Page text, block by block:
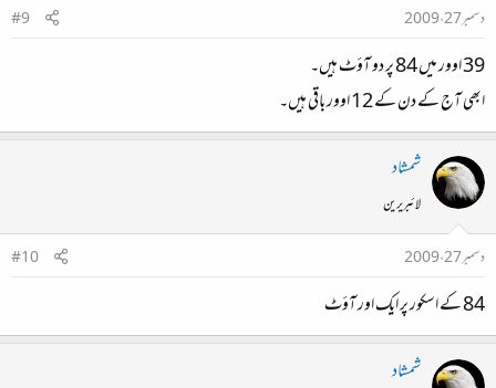
دسمبر 27، 2009
#9
39 اوور میں 84 پر دو آؤٹ‌ ہیں۔
ابھی آج کے دن کے 12 اوور باقی ہیں۔
شمشاد
لائبریرین
دسمبر 27، 2009
#10
84 کے اسکور پر ایک اور آؤٹ
شمشاد